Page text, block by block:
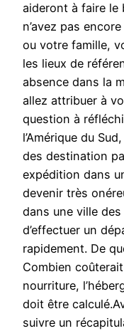
aideront à faire le
n’avez pas
ou votre famille,
les lieux de
absence dans la
allez attribuer à
question à
l’Amérique du
des destination
expédition dans
devenir très
dans une ville
d’effectuer un
rapidement. De
Combien
nourriture,
doit être
suivre un